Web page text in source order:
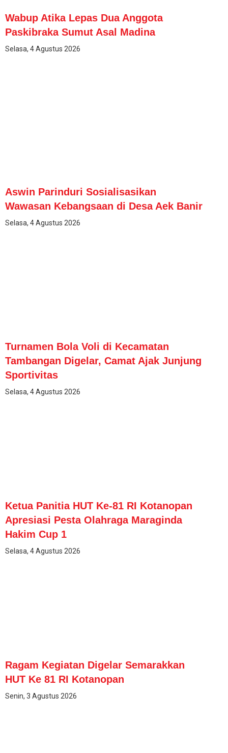
Wabup Atika Lepas Dua Anggota
Paskibraka Sumut Asal Madina
Selasa, 4 Agustus 2026
Aswin Parinduri Sosialisasikan
Wawasan Kebangsaan di Desa Aek Banir
Selasa, 4 Agustus 2026
Turnamen Bola Voli di Kecamatan
Tambangan Digelar, Camat Ajak Junjung
Sportivitas
Selasa, 4 Agustus 2026
Ketua Panitia HUT Ke-81 RI Kotanopan
Apresiasi Pesta Olahraga Maraginda
Hakim Cup 1
Selasa, 4 Agustus 2026
Ragam Kegiatan Digelar Semarakkan
HUT Ke 81 RI Kotanopan
Senin, 3 Agustus 2026